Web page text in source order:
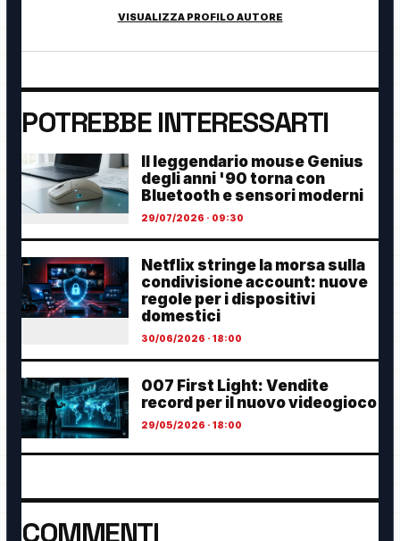
VISUALIZZA PROFILO AUTORE
POTREBBE INTERESSARTI
Il leggendario mouse Genius
degli anni '90 torna con
Bluetooth e sensori moderni
29/07/2026 · 09:30
Netflix stringe la morsa sulla
condivisione account: nuove
regole per i dispositivi
domestici
30/06/2026 · 18:00
007 First Light: Vendite
record per il nuovo videogioco
29/05/2026 · 18:00
COMMENTI